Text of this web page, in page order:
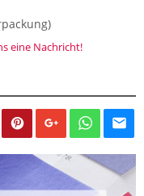
eine Nachricht!